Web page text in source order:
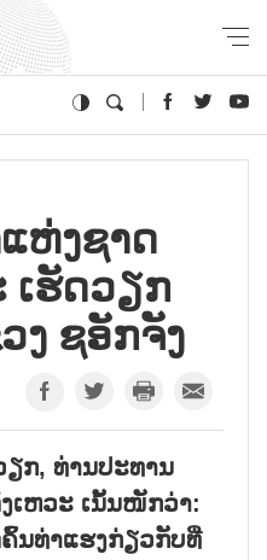
ຫ່ງຊາດ
ເຮັດວຽກ
ງ ຊອັກຈັງ
ຽກ, ທ່ານປະທານ
ເຫວະ ເນັ້ນໜັກວ່າ:
ນທ່າແຮງກ່ຽວກັບທີ່